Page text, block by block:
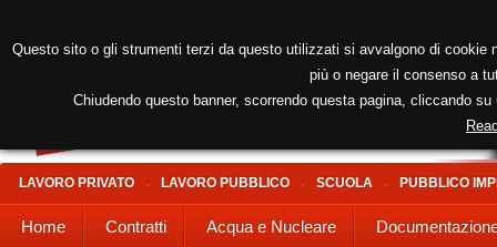
LAVORO PRIVATO LAVORO PUBBLICO SCUOLA PUBBLICO
Home Contratti Acqua e Nucleare
Questo sito o gli strumenti terzi da questo utilizzati si avvalgono di
più o negare il consenso a
Chiudendo questo banner, scorrendo questa pagina, cliccando